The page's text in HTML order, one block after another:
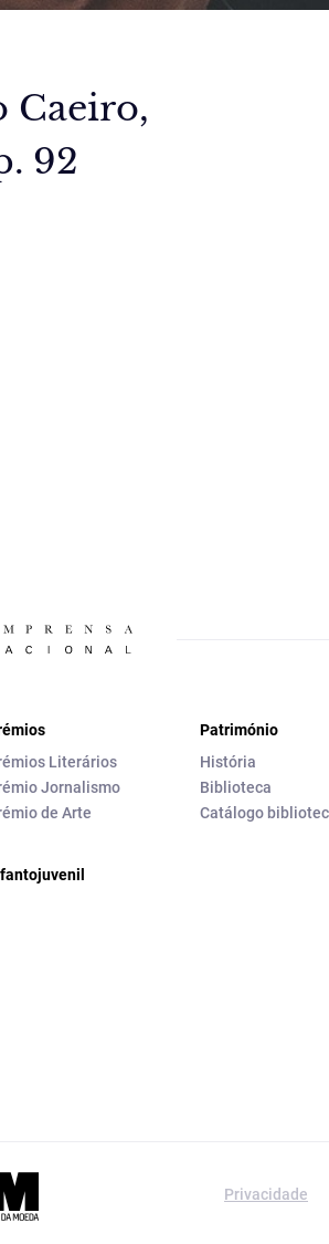
Caeiro,
92
Literários
Jornalismo
de Arte
Património
História
Biblioteca
Catálogo
Privacidade